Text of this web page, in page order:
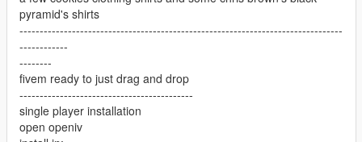
pyramid's shirts
--------------------------------------------------------------------------------
------------
--------
fivem ready to just drag and drop
-------------------------------------------
single player installation
open openiv